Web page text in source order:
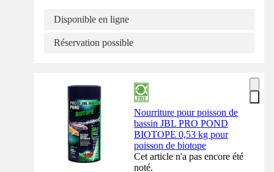
Disponible en ligne
Réservation possible
Nourriture pour poisson de
bassin JBL PRO POND
BIOTOPE 0,53 kg pour
poisson de biotope
Cet article n'a pas encore été
noté.